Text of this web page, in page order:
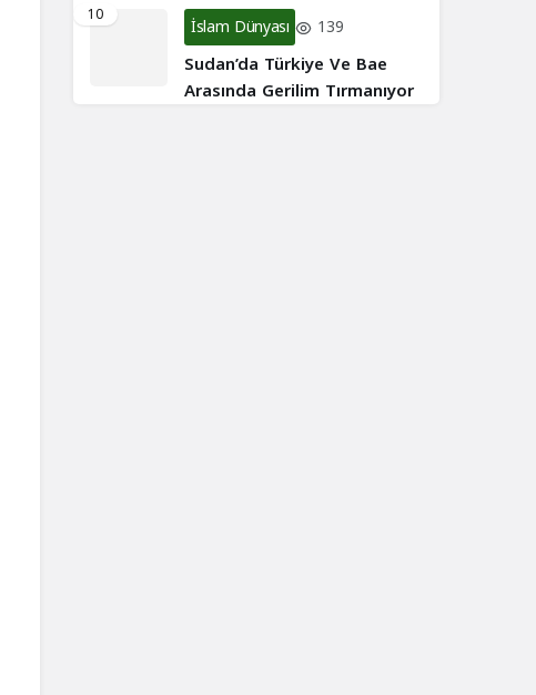
10 İslam Dünyası 139
Sudan’da Türkiye Ve Bae
Arasında Gerilim Tırmanıyor